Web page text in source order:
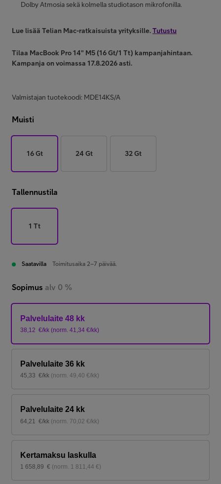
Dolby Atmosia sekä kolmella studiotason mikrofonilla.
Lue lisää Telian Mac-ratkaisuista yrityksille.Tutustu
Tilaa MacBook Pro 14" M5 (16 Gt/1 Tt) kampanjahintaan.
Kampanja on voimassa 17.8.2026 asti.
Valmistajan tuotekoodi: MDE14KS/A
Muisti
16 Gt 24 Gt 32 Gt
Tallennustila
1 Tt
Saatavilla Toimitusaika 2–7 päivää.
Sopimus alv 0 %
Palvelulaite 48 kk
38,12 €/kk (norm. 41,34 €/kk)
Palvelulaite 36 kk
45,33 €/kk (norm. 49,40 €/kk)
Palvelulaite 24 kk
64,21 €/kk (norm. 70,02 €/kk)
Kertamaksu laskulla
1 658,89 € (norm. 1 811,44 €)